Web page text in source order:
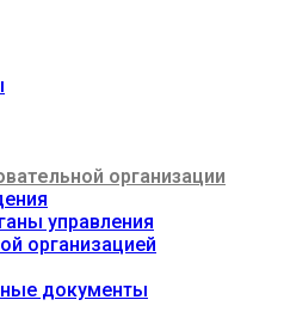
организации
управления
организацией
документы